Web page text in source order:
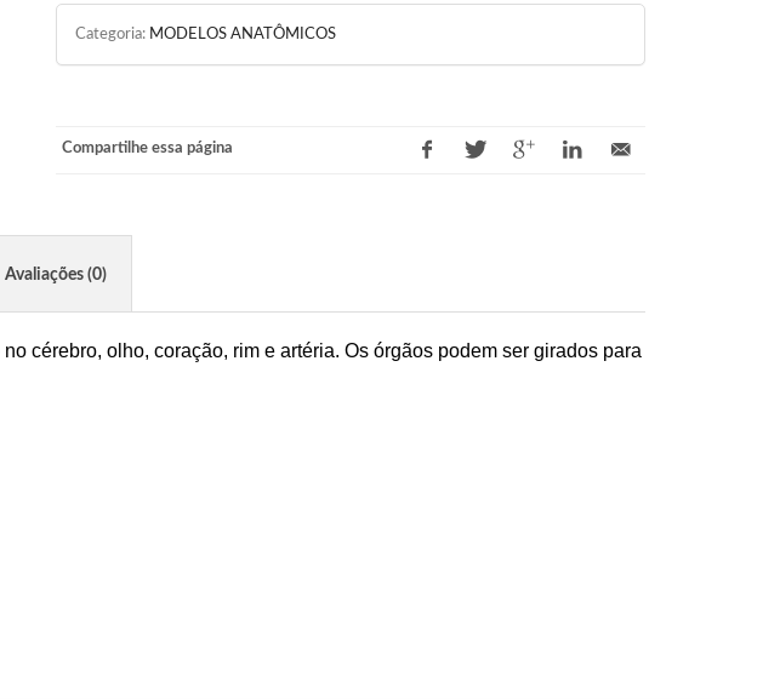
Categoria: MODELOS ANATÔMICOS
Compartilhe essa página
Avaliações(0)
cérebro, olho, coração, rim e artéria. Os órgãos podem ser girados para